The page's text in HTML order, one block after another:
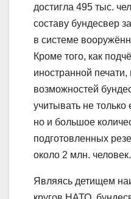
достигла 495 тыс.
составу бундесвер
в системе
Кроме того, как
иностранной
возможностей
учитывать не только
но и большое
подготовленных
около 2 млн. человек.
Являясь детищем